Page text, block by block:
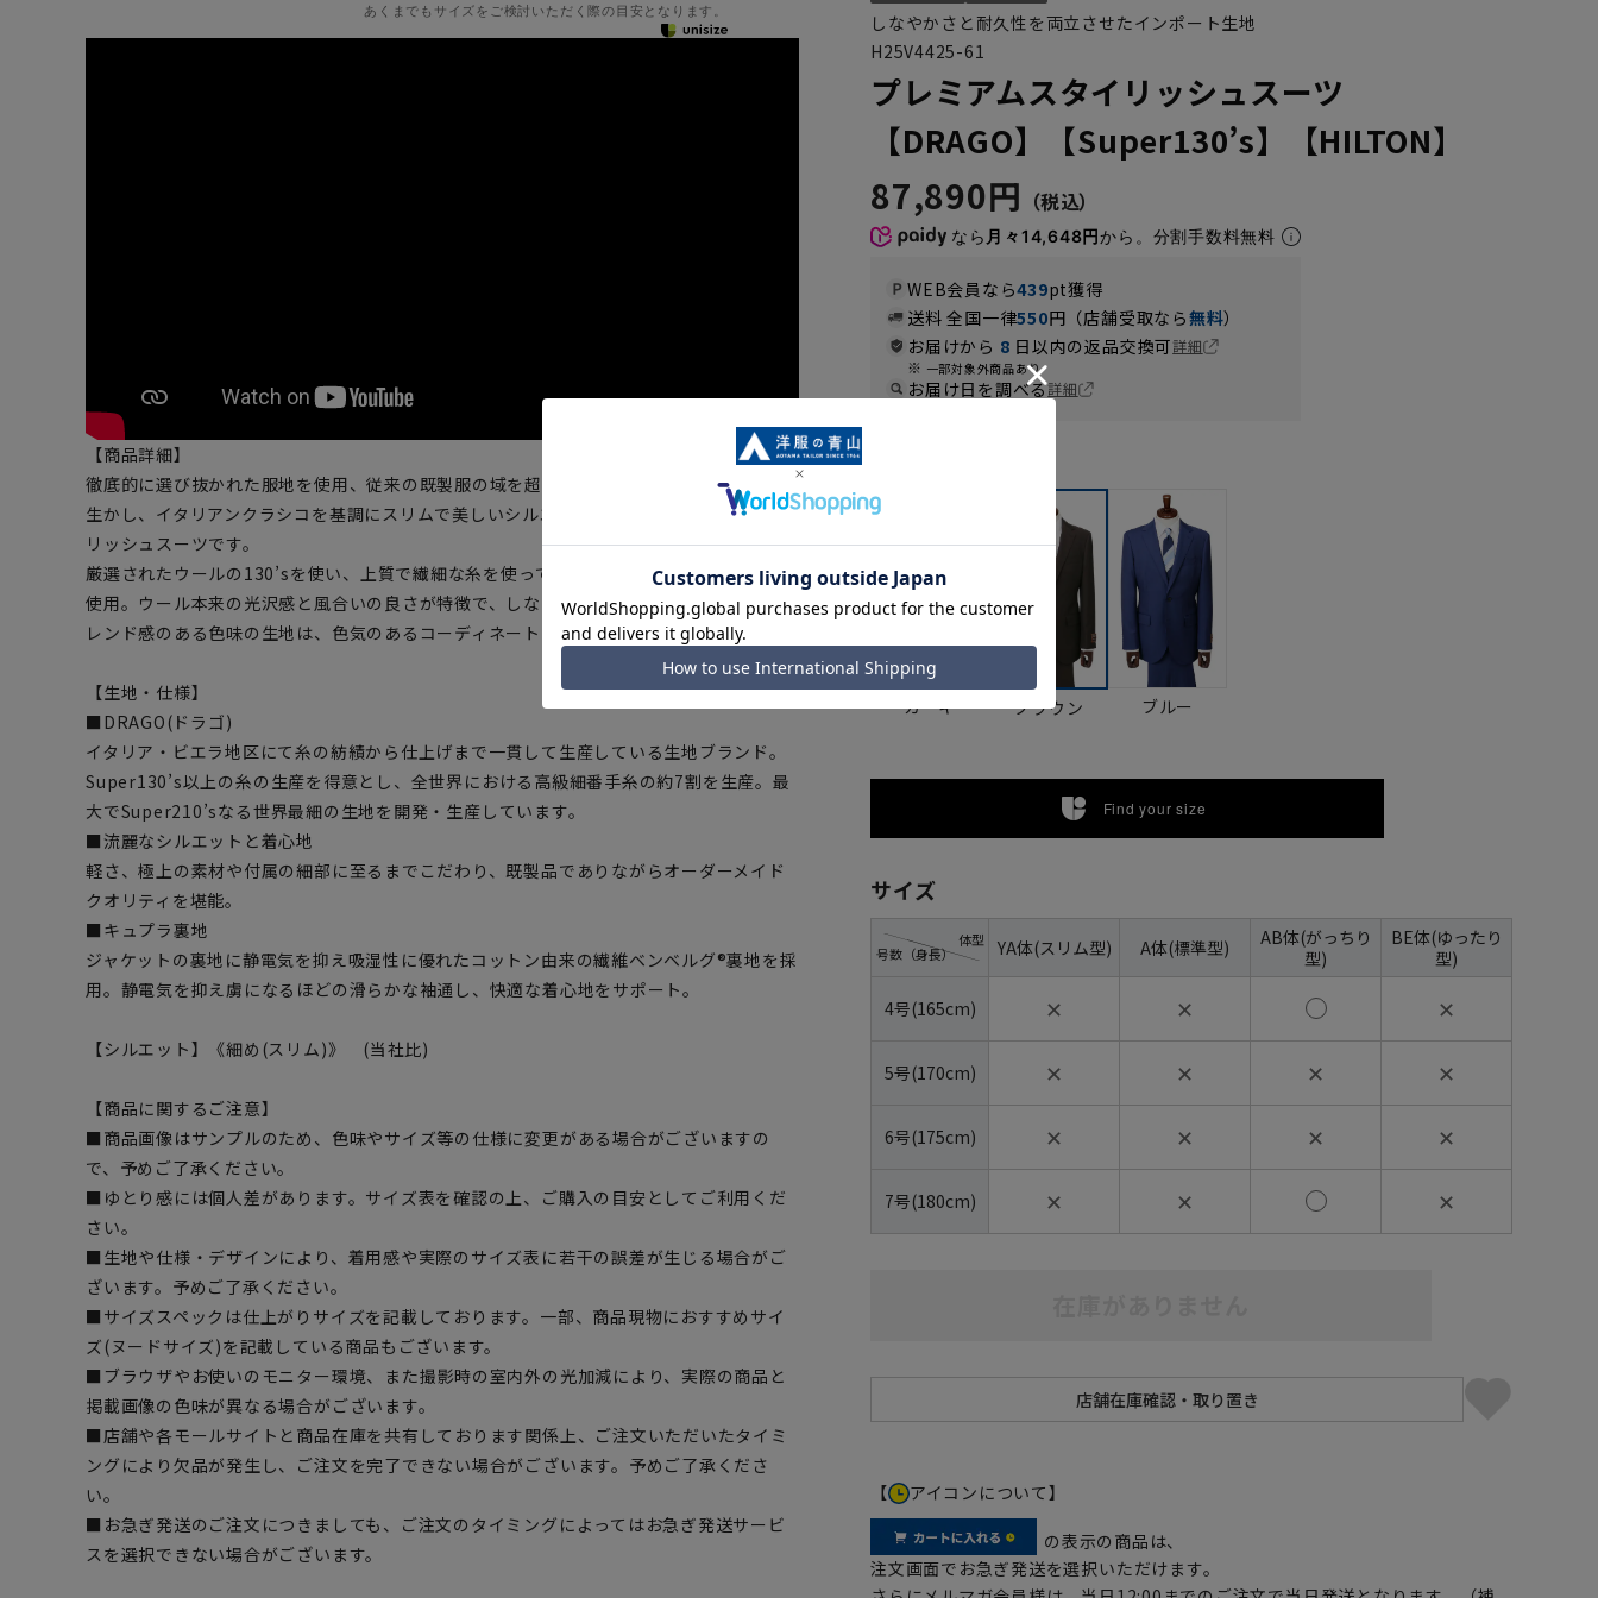
あくまでもサイズをご検討いただく際の目安となります。
【商品詳細】
徹底的に選び抜かれた服地を使用、従来の既製服の域を超えたハンドメイドの縫製技術を
生かし、イタリアンクラシコを基調にスリムで美しいシルエットを追求した最高級スタイ
リッシュスーツです。
厳選されたウールの130’sを使い、上質で繊細な糸を使って作られたDRAGO社製の生地を
使用。ウール本来の光沢感と風合いの良さが特徴で、しなやかさと耐久性を両立させたト
レンド感のある色味の生地は、色気のあるコーディネートを演出します。
【生地・仕様】
■DRAGO(ドラゴ)
イタリア・ビエラ地区にて糸の紡績から仕上げまで一貫して生産している生地ブランド。
Super130’s以上の糸の生産を得意とし、全世界における高級細番手糸の約7割を生産。最
大でSuper210’sなる世界最細の生地を開発・生産しています。
■流麗なシルエットと着心地
軽さ、極上の素材や付属の細部に至るまでこだわり、既製品でありながらオーダーメイド
クオリティを堪能。
■キュプラ裏地
ジャケットの裏地に静電気を抑え吸湿性に優れたコットン由来の繊維ベンベルグ®裏地を採
用。静電気を抑え虜になるほどの滑らかな袖通し、快適な着心地をサポート。
【シルエット】《細め(スリム)》 (当社比)
【商品に関するご注意】
■商品画像はサンプルのため、色味やサイズ等の仕様に変更がある場合がございますの
で、予めご了承ください。
■ゆとり感には個人差があります。サイズ表を確認の上、ご購入の目安としてご利用くだ
さい。
■生地や仕様・デザインにより、着用感や実際のサイズ表に若干の誤差が生じる場合がご
ざいます。予めご了承ください。
■サイズスペックは仕上がりサイズを記載しております。一部、商品現物におすすめサイ
ズ(ヌードサイズ)を記載している商品もございます。
■ブラウザやお使いのモニター環境、また撮影時の室内外の光加減により、実際の商品と
掲載画像の色味が異なる場合がございます。
■店舗や各モールサイトと商品在庫を共有しております関係上、ご注文いただいたタイミ
ングにより欠品が発生し、ご注文を完了できない場合がございます。予めご了承くださ
い。
■お急ぎ発送のご注文につきましても、ご注文のタイミングによってはお急ぎ発送サービ
スを選択できない場合がございます。
しなやかさと耐久性を両立させたインポート生地
H25V4425-61
プレミアムスタイリッシュスーツ
【DRAGO】【Super130’s】【HILTON】
87,890円
なら 月々14,648円から。分割手数料無料
WEB会員なら439pt獲得
送料 全国一律550円（店舗受取なら無料）
お届けから 8 日以内の返品交換可詳細
一部対象外商品あり
お届け日を調べる詳細
カーキ ブラウン ブルー
Find your size
サイズ
号数（身長）
体型 YA体(スリム型) A体(標準型)
AB体(がっちり
型)
BE体(ゆったり
型)
4号(165cm) ✕ ✕ ✕
5号(170cm) ✕ ✕ ✕ ✕
6号(175cm) ✕ ✕ ✕ ✕
7号(180cm) ✕ ✕ ✕
【 アイコンについて】
の表示の商品は、
注文画面でお急ぎ発送を選択いただけます。